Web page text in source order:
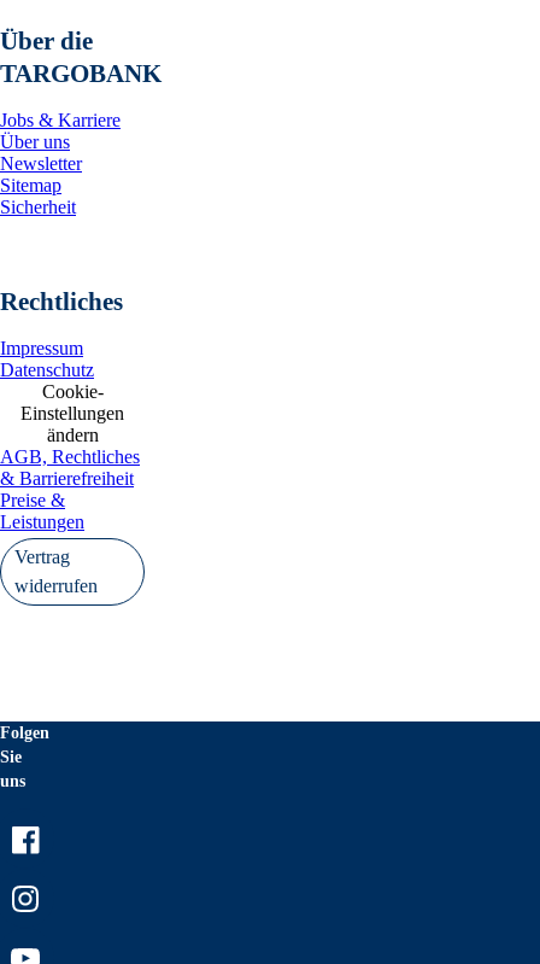
Über die
TARGOBANK
Jobs & Karriere
Über uns
Newsletter
Sitemap
Sicherheit
Rechtliches
Impressum
Datenschutz
Cookie-
Einstellungen
ändern
AGB, Rechtliches
& Barrierefreiheit
Preise &
Leistungen
Vertrag
widerrufen
Folgen
Sie
uns
Youtube